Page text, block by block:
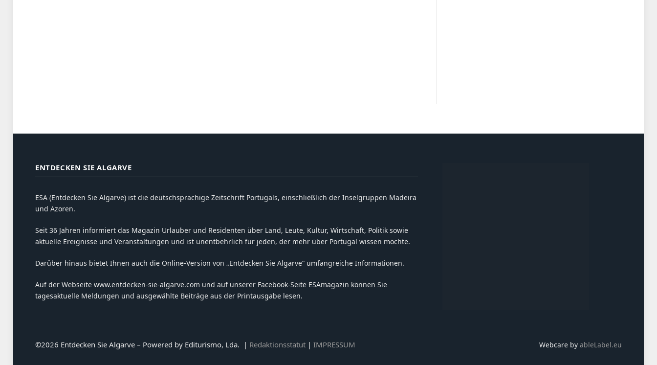
ENTDECKEN SIE ALGARVE
ESA (Entdecken Sie Algarve) ist die deutschsprachige Zeitschrift Portugals, einschließlich der Inselgruppen Madeira
und Azoren.
Seit 36 Jahren informiert das Magazin Urlauber und Residenten über Land, Leute, Kultur, Wirtschaft, Politik sowie
aktuelle Ereignisse und Veranstaltungen und ist unentbehrlich für jeden, der mehr über Portugal wissen möchte.
Darüber hinaus bietet Ihnen auch die Online-Version von „Entdecken Sie Algarve“ umfangreiche Informationen.
Auf der Webseite www.entdecken-sie-algarve.com und auf unserer Facebook-Seite ESAmagazin können Sie
tagesaktuelle Meldungen und ausgewählte Beiträge aus der Printausgabe lesen.
©2026 Entdecken Sie Algarve – Powered by Editurismo, Lda. | Redaktionsstatut | IMPRESSUM Webcare by ableLabel.eu